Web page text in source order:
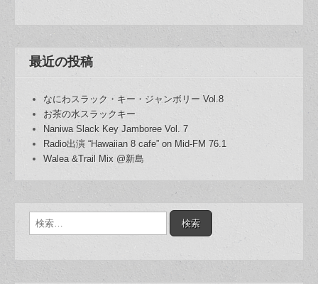
最近の投稿
なにわスラック・キー・ジャンボリー Vol.8
お茶の水スラックキー
Naniwa Slack Key Jamboree Vol. 7
Radio出演 “Hawaiian 8 cafe” on Mid-FM 76.1
Walea &Trail Mix @新島
検
索: